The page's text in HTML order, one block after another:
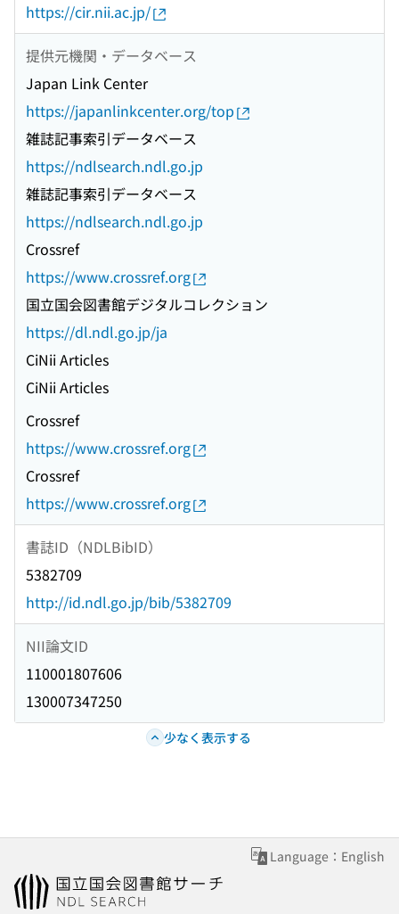
https://cir.nii.ac.jp/
提供元機関・データベース
Japan Link Center
https://japanlinkcenter.org/top
雑誌記事索引データベース
https://ndlsearch.ndl.go.jp
雑誌記事索引データベース
https://ndlsearch.ndl.go.jp
Crossref
https://www.crossref.org
国立国会図書館デジタルコレクション
https://dl.ndl.go.jp/ja
CiNii Articles
CiNii Articles
Crossref
https://www.crossref.org
Crossref
https://www.crossref.org
書誌ID（NDLBibID）
5382709
http://id.ndl.go.jp/bib/5382709
NII論文ID
110001807606
130007347250
少なく表示する
Language：English